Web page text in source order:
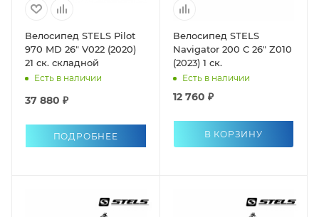
Велосипед STELS Pilot
970 MD 26" V022 (2020)
21 ск. складной
Есть в наличии
37 880 ₽
ПОДРОБНЕЕ
Велосипед STELS
Navigator 200 C 26" Z010
(2023) 1 ск.
Есть в наличии
12 760 ₽
В КОРЗИНУ